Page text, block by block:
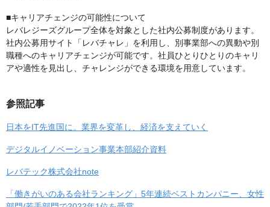
■キャリアチェンジの可能性について
レバレジーズグループ全体を対象とした社内公募制度があります。
社内公募用サイト「レバチャレ」を利用し、別事業部への異動や別
職種へのキャリアチェンジが可能です。社員ひとりひとりのキャリ
アや適性を見出し、チャレンジができる環境を用意しています。
参照記事
日本をIT先進国に。業界を変革し、経済を支えていく
デジタルイノベーション事業本部紹介資料
レバテック株式会社note
「働きがいのある会社ランキング」5年連続ベストカンパニー、女性